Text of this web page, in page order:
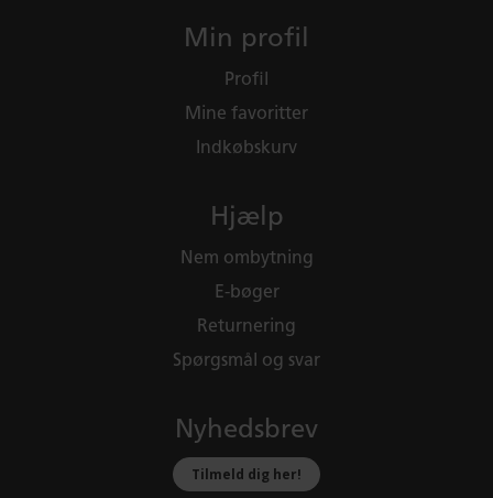
Min profil
Profil
Mine favoritter
Indkøbskurv
Hjælp
Nem ombytning
E-bøger
Returnering
Spørgsmål og svar
Nyhedsbrev
Tilmeld dig her!